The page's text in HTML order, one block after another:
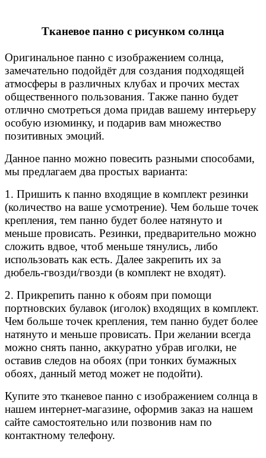
Тканевое панно с рисунком солнца
Оригинальное панно с изображением солнца,
замечательно подойдёт для создания подходящей
атмосферы в различных клубах и прочих местах
общественного пользования. Также панно будет
отлично смотреться дома придав вашему интерьеру
особую изюминку, и подарив вам множество
позитивных эмоций.
Данное панно можно повесить разными способами,
мы предлагаем два простых варианта:
1. Пришить к панно входящие в комплект резинки
(количество на ваше усмотрение). Чем больше точек
крепления, тем панно будет более натянуто и
меньше провисать. Резинки, предварительно можно
сложить вдвое, чтоб меньше тянулись, либо
использовать как есть. Далее закрепить их за
дюбель-гвозди/гвозди (в комплект не входят).
2. Прикрепить панно к обоям при помощи
портновских булавок (иголок) входящих в комплект.
Чем больше точек крепления, тем панно будет более
натянуто и меньше провисать. При желании всегда
можно снять панно, аккуратно убрав иголки, не
оставив следов на обоях (при тонких бумажных
обоях, данный метод может не подойти).
Купите это тканевое панно с изображением солнца в
нашем интернет-магазине, оформив заказ на нашем
сайте самостоятельно или позвонив нам по
контактному телефону.